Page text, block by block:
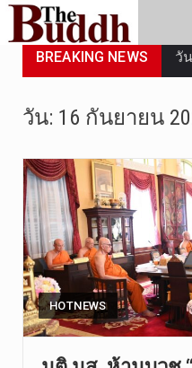
BREAKING NEWS วั
วั
เ
เ
“
วัน: 16 กันยายน
HOTNEWS